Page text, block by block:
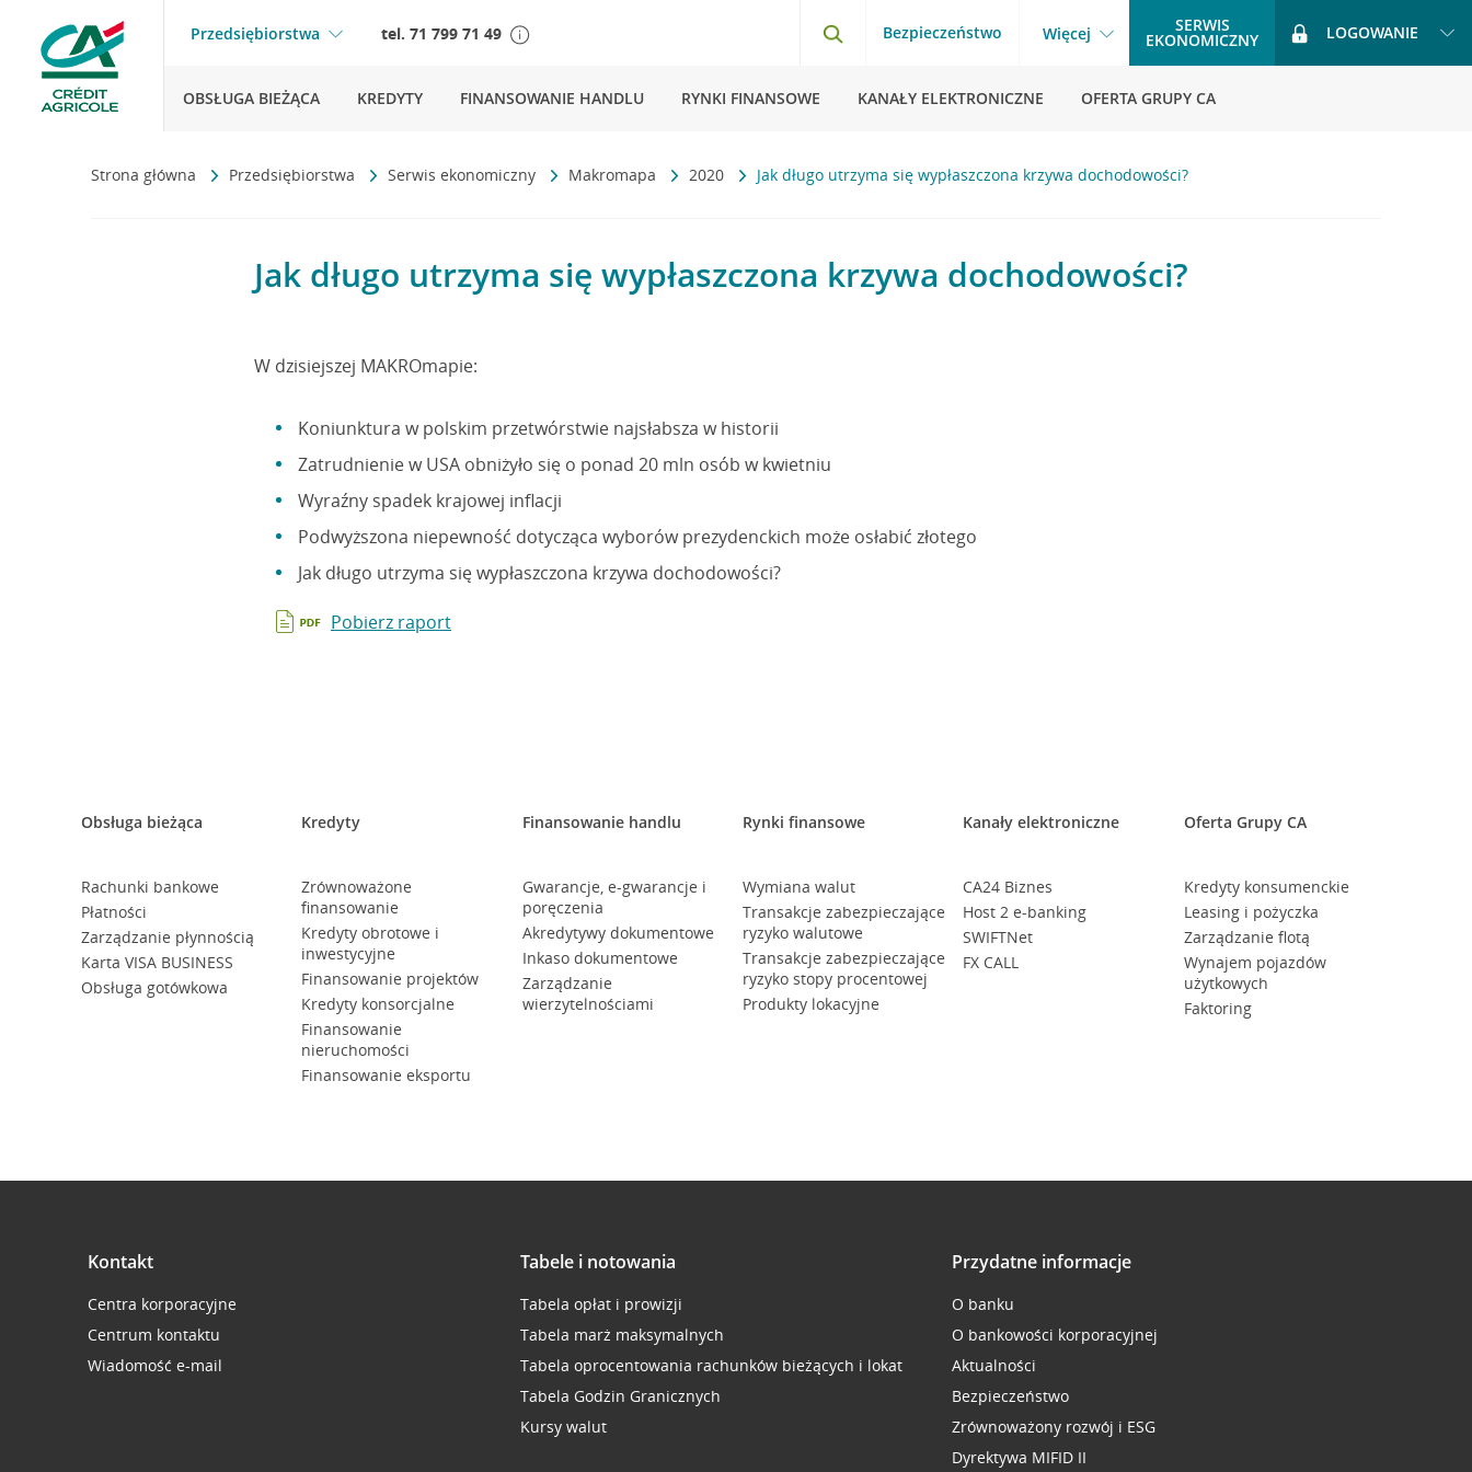
Przedsiębiorstwa tel. 71 799 71 49 Bezpieczeństwo Więcej SERWIS
EKONOMICZNY LOGOWANIE
OBSŁUGA BIEŻĄCA KREDYTY FINANSOWANIE HANDLU RYNKI FINANSOWE KANAŁY ELEKTRONICZNE OFERTA GRUPY CA
Strona główna Przedsiębiorstwa Serwis ekonomiczny Makromapa 2020 Jak długo utrzyma się wypłaszczona krzywa dochodowości?
Jak długo utrzyma się wypłaszczona krzywa dochodowości?
W dzisiejszej MAKROmapie:
Koniunktura w polskim przetwórstwie najsłabsza w historii
Zatrudnienie w USA obniżyło się o ponad 20 mln osób w kwietniu
Wyraźny spadek krajowej inflacji
Podwyższona niepewność dotycząca wyborów prezydenckich może osłabić złotego
Jak długo utrzyma się wypłaszczona krzywa dochodowości?
Pobierz raport
Obsługa bieżąca
Rachunki bankowe
Płatności
Zarządzanie płynnością
Karta VISA BUSINESS
Obsługa gotówkowa
Kredyty
Zrównoważone
finansowanie
Kredyty obrotowe i
inwestycyjne
Finansowanie projektów
Kredyty konsorcjalne
Finansowanie
nieruchomości
Finansowanie eksportu
Finansowanie handlu
Gwarancje, e-gwarancje i
poręczenia
Akredytywy dokumentowe
Inkaso dokumentowe
Zarządzanie
wierzytelnościami
Rynki finansowe
Wymiana walut
Transakcje zabezpieczające
ryzyko walutowe
Transakcje zabezpieczające
ryzyko stopy procentowej
Produkty lokacyjne
Kanały elektroniczne
CA24 Biznes
Host 2 e-banking
SWIFTNet
FX CALL
Oferta Grupy CA
Kredyty konsumenckie
Leasing i pożyczka
Zarządzanie flotą
Wynajem pojazdów
użytkowych
Faktoring
Kontakt
Centra korporacyjne
Centrum kontaktu
Wiadomość e-mail
Tabele i notowania
Tabela opłat i prowizji
Tabela marż maksymalnych
Tabela oprocentowania rachunków bieżących i lokat
Tabela Godzin Granicznych
Kursy walut
Przydatne informacje
O banku
O bankowości korporacyjnej
Aktualności
Bezpieczeństwo
Zrównoważony rozwój i ESG
Dyrektywa MIFID II